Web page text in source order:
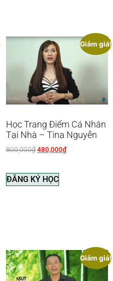
Giảm giá!
Học Trang Điểm Cá Nhân
Tại Nhà – Tina Nguyễn
800,000₫480,000₫
ĐĂNG KÝ HỌC
Giảm giá!